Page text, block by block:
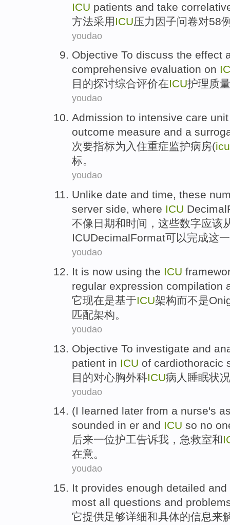
ICU patients and take
方法采用 ICU压力因子问卷对58
youdao
Objective To discuss the effect
comprehensive evaluation on
目的探讨综合评价在ICU护理 质量
youdao
Admission to intensive care
outcome measure and a
次要指标为 入住重症监护病房(icu
标。
youdao
Unlike date and time, these
server side, where ICU
不像 日期和时间 ， 这些数字应该
ICUDecimalFormat可以完成这
youdao
It is now using the ICU
regular expression compilation
它现在是基于ICU架构而不是
匹配架构。
youdao
Objective To investigate and
patient in ICU of cardiothoracic
目的对心胸外科ICU病人 睡眠状况
youdao
(I learned later from a nurse's
sounded in er and ICU so no
后来一位护工告诉我 ， 急救室和
在意。
youdao
It provides enough detailed and
most all questions and
它提供足够详细和具体的信息来